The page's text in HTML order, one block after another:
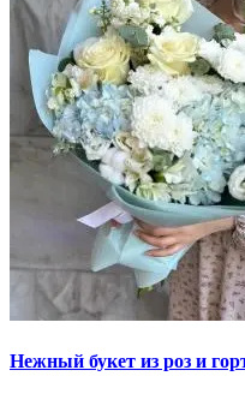
Нежный букет из роз и